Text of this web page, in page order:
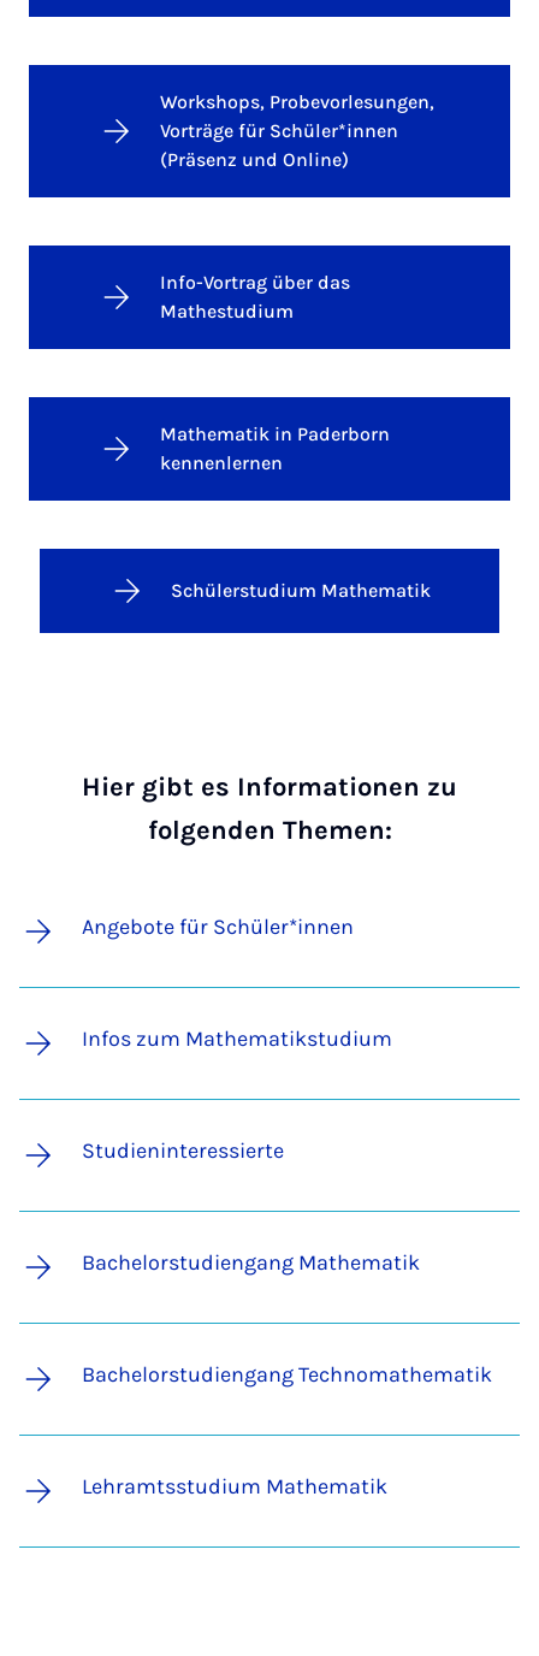
Workshops, Probevorlesungen,
Vorträge für Schüler*innen
(Präsenz und Online)
Info-Vortrag über das
Mathestudium
Mathematik in Paderborn
kennenlernen
Schülerstudium Mathematik
Hier gibt es Informationen zu
folgenden Themen:
Angebote für Schüler*innen
Infos zum Mathematikstudium
Studieninteressierte
Bachelorstudiengang Mathematik
Bachelorstudiengang Technomathematik
Lehramtsstudium Mathematik